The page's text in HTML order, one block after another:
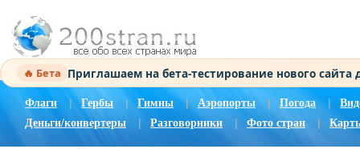
🔥 Бета Приглашаем на бета-тестирование нового
Флаги | Гербы | Гимны | Аэропорты | Погода |
Деньги/конвертеры
| Разговорники | Фото стран |